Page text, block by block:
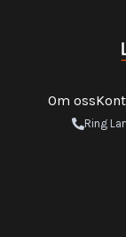
Om oss
Ring